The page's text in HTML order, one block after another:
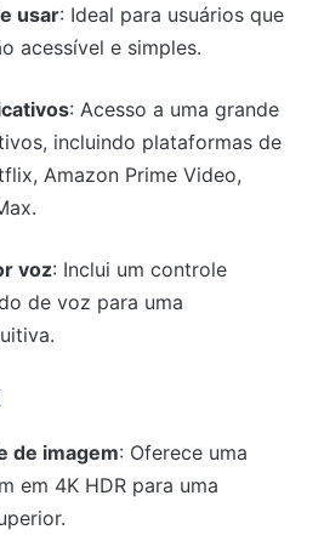
usar: Ideal para usuários que
acessível e simples.
: Acesso a uma grande
incluindo plataformas de
Amazon Prime Video,
voz: Inclui um controle
de voz para uma
de imagem: Oferece uma
em 4K HDR para uma